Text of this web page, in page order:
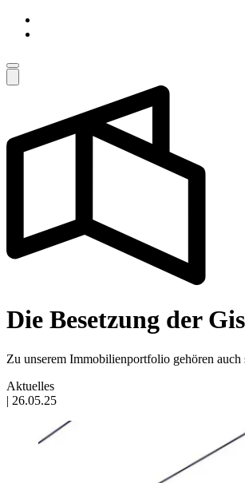
Die Besetzung der
Zu unserem Immobilienportfolio gehören
Aktuelles
| 26.05.25